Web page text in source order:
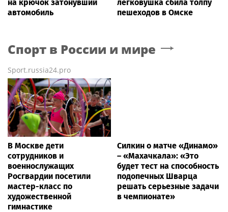
на крючок затонувший
автомобиль
легковушка сбила толпу
пешеходов в Омске
Спорт в России и мире
Sport.russia24.pro
В Москве дети
сотрудников и
военнослужащих
Росгвардии посетили
мастер-класс по
художественной
гимнастике
Силкин о матче «Динамо»
– «Махачкала»: «Это
будет тест на способность
подопечных Шварца
решать серьезные задачи
в чемпионате»